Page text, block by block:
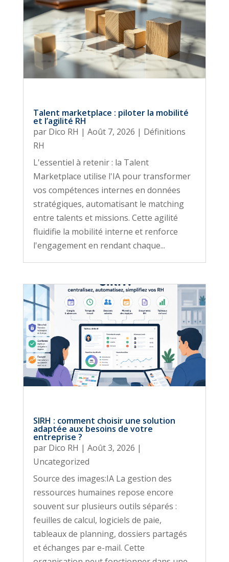
Talent marketplace : piloter la mobilité
et l’agilité RH
par Dico RH | Août 7, 2026 | Définitions
RH
L'essentiel à retenir : la Talent
Marketplace utilise l'IA pour transformer
vos compétences internes en données
stratégiques, automatisant le matching
entre talents et missions. Cette agilité
fluidifie la mobilité interne et renforce
l'engagement en rendant chaque...
SIRH : comment choisir une solution
adaptée aux besoins de votre
entreprise ?
par Dico RH | Août 3, 2026 |
Uncategorized
Source des images:IA La gestion des
ressources humaines repose encore
souvent sur plusieurs outils séparés :
feuilles de calcul, logiciels de paie,
tableaux de planning, dossiers partagés
et échanges par e-mail. Cette